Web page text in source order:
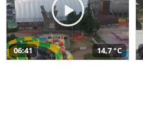
06:41 14,7 °C